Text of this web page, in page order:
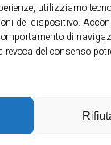
utilizziamo
del dispositivo.
di
del consenso